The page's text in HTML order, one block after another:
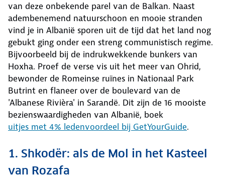
van deze onbekende parel van de Balkan. Naast
adembenemend natuurschoon en mooie stranden
vind je in Albanië sporen uit de tijd dat het land nog
gebukt ging onder een streng communistisch regime.
Bijvoorbeeld bij de indrukwekkende bunkers van
Hoxha. Proef de verse vis uit het meer van Ohrid,
bewonder de Romeinse ruïnes in Nationaal Park
Butrint en flaneer over de boulevard van de
'Albanese Rivièra' in Sarandë. Dit zijn de 16 mooiste
bezienswaardigheden van Albanië, boek
uitjes met 4% ledenvoordeel bij GetYourGuide.
1. Shkodër: als de Mol in het Kasteel
van Rozafa